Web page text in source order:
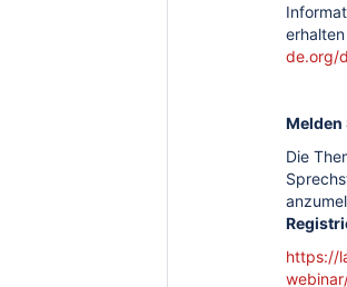
de.org/
Melden
Die
https://